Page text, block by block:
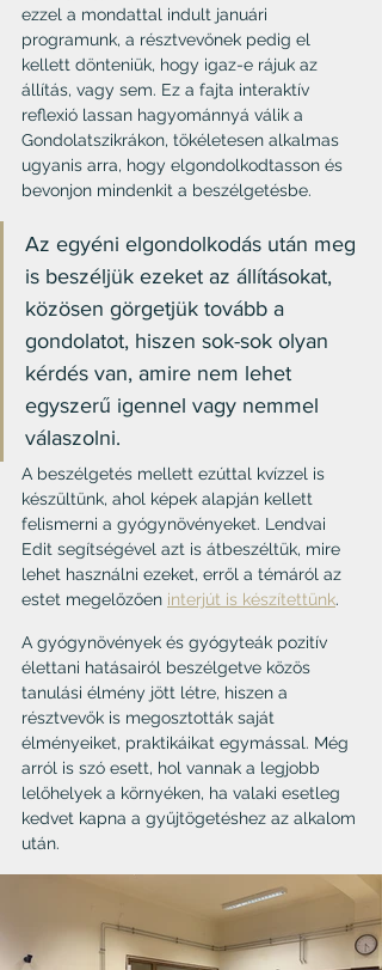
ezzel a mondattal indult januári
programunk, a résztvevőnek pedig el
kellett dönteniük, hogy igaz-e rájuk az
állítás, vagy sem. Ez a fajta interaktív
reflexió lassan hagyománnyá válik a
Gondolatszikrákon, tökéletesen alkalmas
ugyanis arra, hogy elgondolkodtasson és
bevonjon mindenkit a beszélgetésbe.
Az egyéni elgondolkodás után meg
is beszéljük ezeket az állításokat,
közösen görgetjük tovább a
gondolatot, hiszen sok-sok olyan
kérdés van, amire nem lehet
egyszerű igennel vagy nemmel
válaszolni.
A beszélgetés mellett ezúttal kvízzel is
készültünk, ahol képek alapján kellett
felismerni a gyógynövényeket. Lendvai
Edit segítségével azt is átbeszéltük, mire
lehet használni ezeket, erről a témáról az
estet megelőzően interjút is készítettünk.
A gyógynövények és gyógyteák pozitív
élettani hatásairól beszélgetve közös
tanulási élmény jött létre, hiszen a
résztvevők is megosztották saját
élményeiket, praktikáikat egymással. Még
arról is szó esett, hol vannak a legjobb
lelőhelyek a környéken, ha valaki esetleg
kedvet kapna a gyűjtögetéshez az alkalom
után.